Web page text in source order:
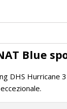
Blue
DHS Hurricane